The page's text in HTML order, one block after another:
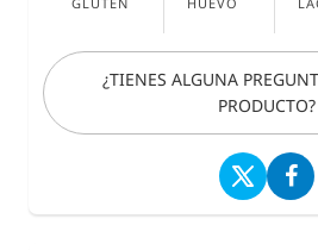
¿TIENES ALGUNA
PRODUCTO?